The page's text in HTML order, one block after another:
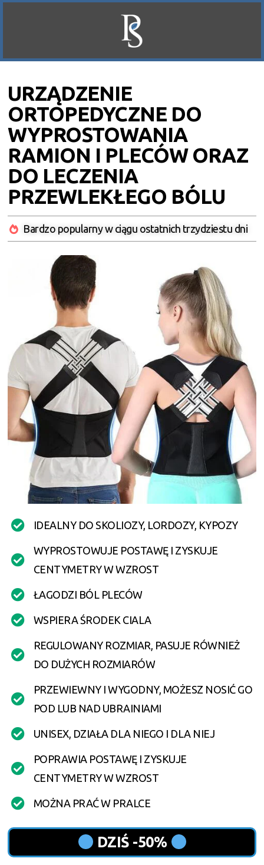
URZĄDZENIE
ORTOPEDYCZNE DO
WYPROSTOWANIA
RAMION I PLECÓW ORAZ
DO LECZENIA
PRZEWLEKŁEGO BÓLU
Bardzo popularny w ciągu ostatnich trzydziestu dni
IDEALNY DO SKOLIOZY, LORDOZY, KYPOZY
WYPROSTOWUJE POSTAWĘ I ZYSKUJE
CENTYMETRY W WZROST
ŁAGODZI BÓL PLECÓW
WSPIERA ŚRODEK CIALA
REGULOWANY ROZMIAR, PASUJE RÓWNIEŻ
DO DUŻYCH ROZMIARÓW
PRZEWIEWNY I WYGODNY, MOŻESZ NOSIĆ GO
POD LUB NAD UBRAINIAMI
UNISEX, DZIAŁA DLA NIEGO I DLA NIEJ
POPRAWIA POSTAWĘ I ZYSKUJE
CENTYMETRY W WZROST
MOŻNA PRAĆ W PRALCE
DZIŚ -50%